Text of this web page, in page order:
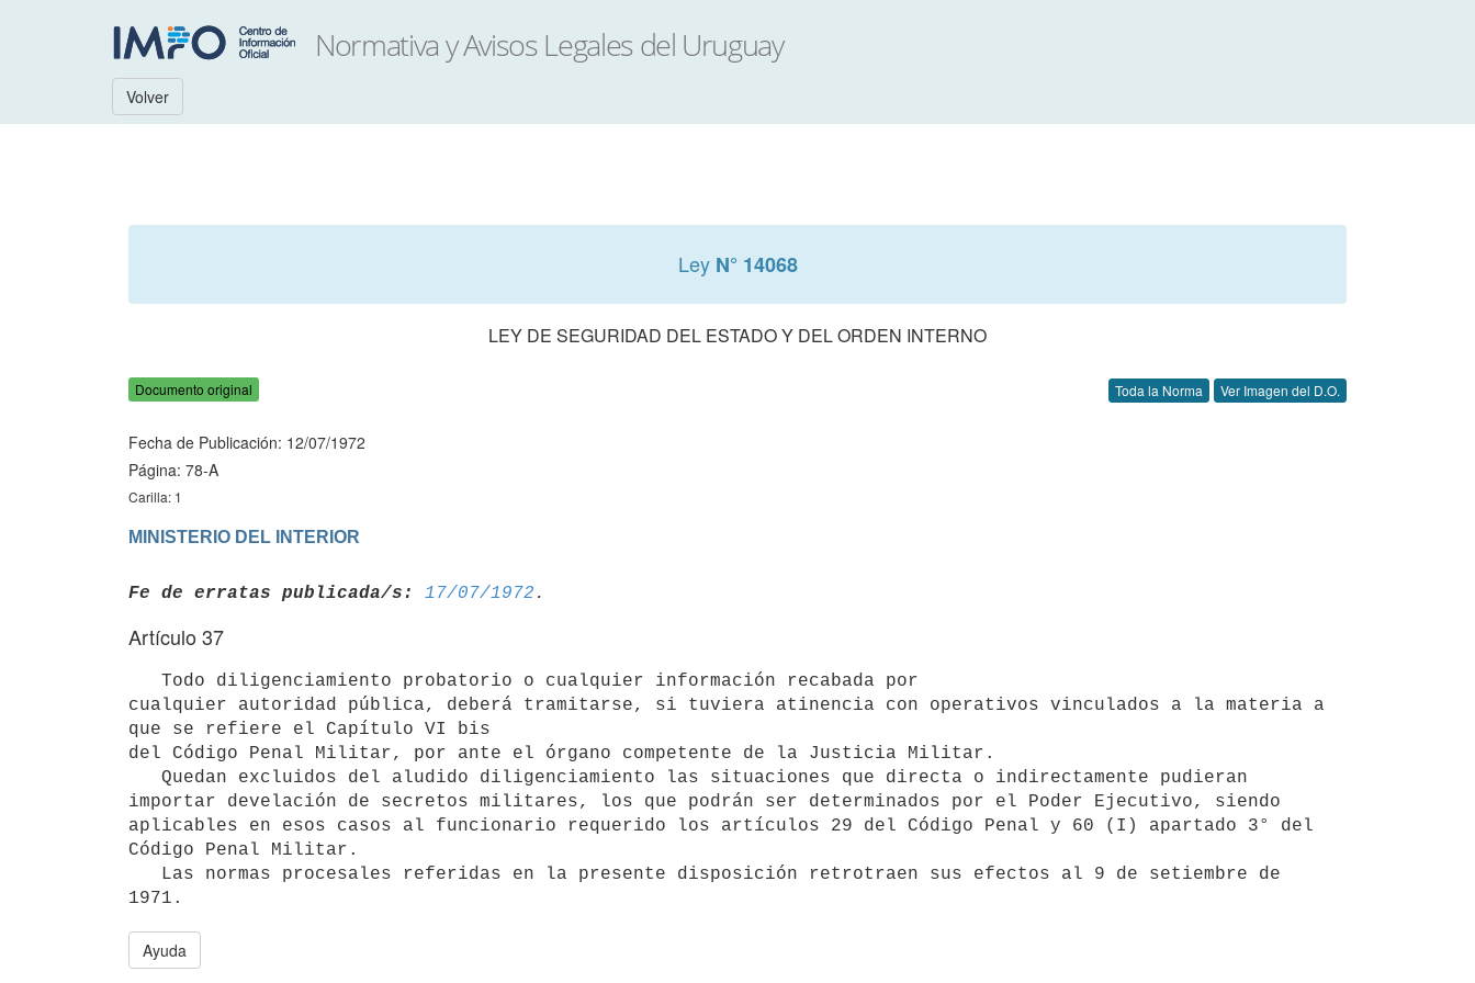
Volver
Ley N° 14068
LEY DE SEGURIDAD DEL ESTADO Y DEL ORDEN INTERNO
Documento original Toda la Norma Ver Imagen del D.O.
Fecha de Publicación: 12/07/1972
Página: 78-A
Carilla: 1
MINISTERIO DEL INTERIOR
Fe de erratas publicada/s: 17/07/1972
Artículo 37
cualquier autoridad pública, deberá tramitarse, si tuviera atinencia con operativos vinculados a la materia a
que se refiere el Capítulo VI bis
del Código Penal Militar, por ante el órgano competente de la Justicia Militar.
importar develación de secretos militares, los que podrán ser determinados por el Poder Ejecutivo, siendo
aplicables en esos casos al funcionario requerido los artículos 29 del Código Penal y 60 (I) apartado 3° del
Código Penal Militar.
Ayuda